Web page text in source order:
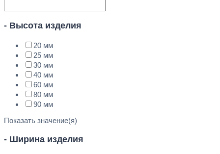
- Высота изделия
20 мм
25 мм
30 мм
40 мм
60 мм
80 мм
90 мм
Показать значение(я)
- Ширина изделия